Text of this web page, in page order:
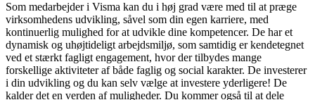
Som medarbejder i Visma kan du i høj grad være med til at præge
virksomhedens udvikling, såvel som din egen karriere, med
kontinuerlig mulighed for at udvikle dine kompetencer. De har et
dynamisk og uhøjtideligt arbejdsmiljø, som samtidig er kendetegnet
ved et stærkt fagligt engagement, hvor der tilbydes mange
forskellige aktiviteter af både faglig og social karakter. De investerer
i din udvikling og du kan selv vælge at investere yderligere! De
kalder det en verden af muligheder. Du kommer også til at dele